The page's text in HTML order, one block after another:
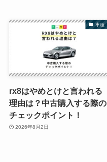
車種
rx8はやめとけと言われる
理由は？中古購入する際の
チェックポイント！
2026年8月2日